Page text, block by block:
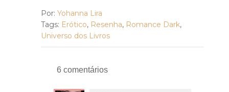
Por:Yohanna Lira
Tags: Erótico, Resenha, Romance Dark,
Universo dos Livros
6 comentários